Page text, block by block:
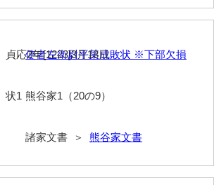
文書
（防府市）
（宇部市1）
（宇部市2）
書（下関市長府）
（大阪市）
使者左衛尉平某成敗状 ※下部欠損
熊谷家1（20の9）
諸家文書 ＞ 熊谷家文書
貞応2年[1223]3月18日
状1